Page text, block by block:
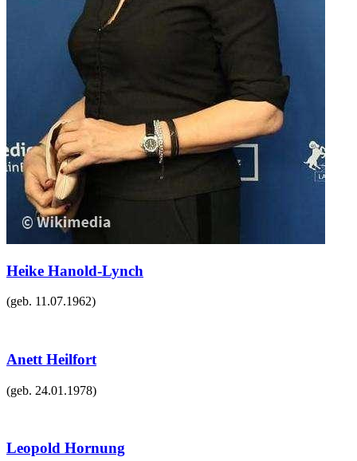
Heike Hanold-Lynch
(geb. 11.07.1962)
Anett Heilfort
(geb. 24.01.1978)
Leopold Hornung